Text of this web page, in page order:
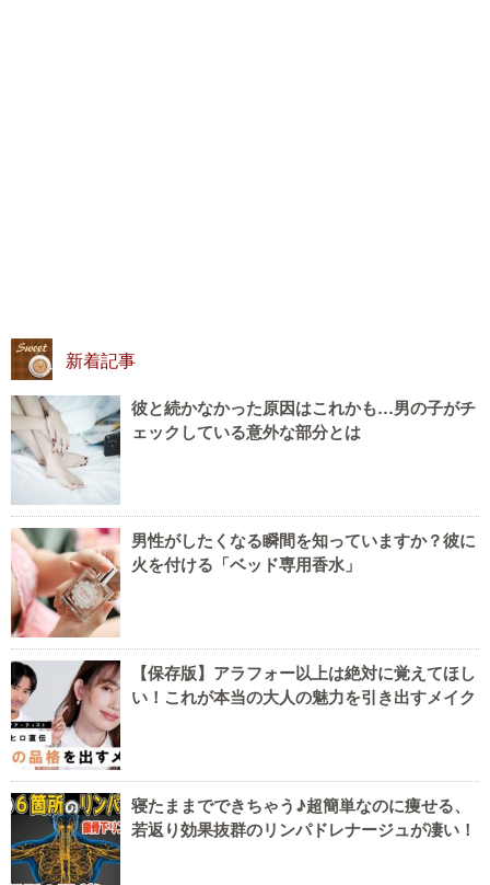
新着記事
彼と続かなかった原因はこれかも…男の子がチ
ェックしている意外な部分とは
男性がしたくなる瞬間を知っていますか？彼に
火を付ける「ベッド専用香水」
【保存版】アラフォー以上は絶対に覚えてほし
い！これが本当の大人の魅力を引き出すメイク
寝たままでできちゃう♪超簡単なのに痩せる、
若返り効果抜群のリンパドレナージュが凄い！